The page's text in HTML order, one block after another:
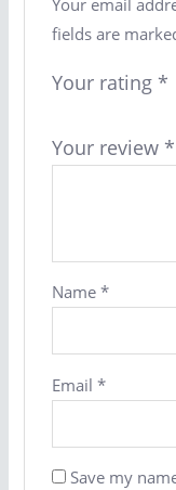
Your email
fields are
Your rating *
Your review *
Name *
Email *
Save my